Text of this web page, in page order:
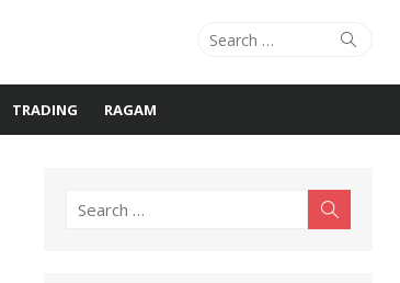
Search
Search
TRADING RAGAM
Search